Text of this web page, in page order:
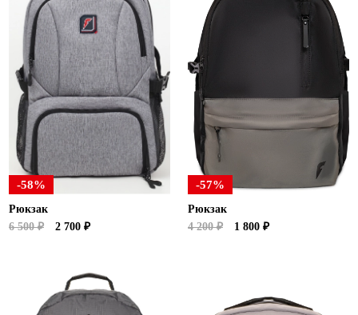
-58%
Рюкзак
6 500 ₽
2 700 ₽
-57%
Рюкзак
4 200 ₽
1 800 ₽